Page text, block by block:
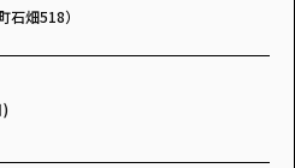
石畑518）